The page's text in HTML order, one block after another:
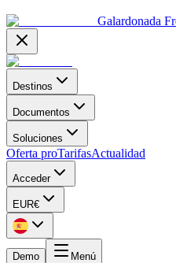
Galardonada
Destinos
Documentos
Soluciones
Oferta proTarifasActualidad
Acceder
EUR€
Demo Menú